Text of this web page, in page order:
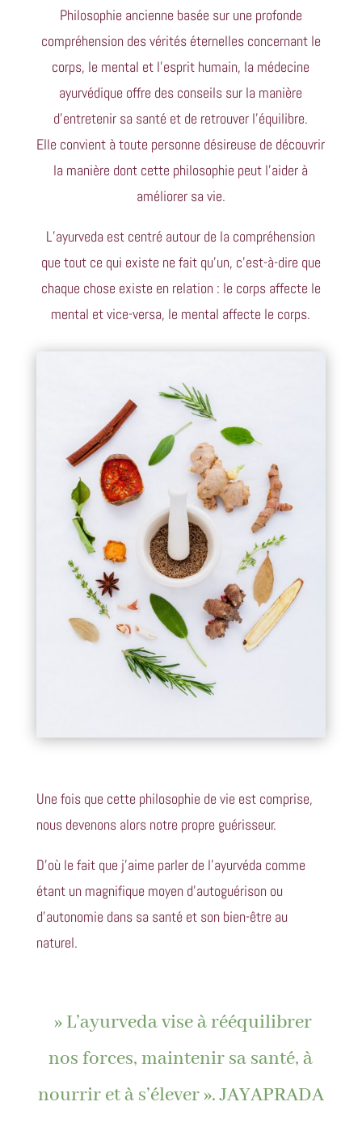
Philosophie ancienne basée sur une profonde
compréhension des vérités éternelles concernant le
corps, le mental et l’esprit humain, la médecine
ayurvédique offre des conseils sur la manière
d’entretenir sa santé et de retrouver l’équilibre.
Elle convient à toute personne désireuse de découvrir
la manière dont cette philosophie peut l’aider à
améliorer sa vie.
L’ayurveda est centré autour de la compréhension
que tout ce qui existe ne fait qu’un, c’est-à-dire que
chaque chose existe en relation : le corps affecte le
mental et vice-versa, le mental affecte le corps.
Une fois que cette philosophie de vie est comprise,
nous devenons alors notre propre guérisseur.
D’où le fait que j’aime parler de l’ayurvéda comme
étant un magnifique moyen d’autoguérison ou
d’autonomie dans sa santé et son bien-être au
naturel.
» L’ayurveda vise à rééquilibrer
nos forces, maintenir sa santé, à
nourrir et à s’élever ». JAYAPRADA